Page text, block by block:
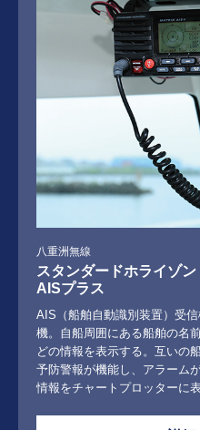
八重洲無線
スタンダードホライゾ
AISプラス
AIS（船舶自動識別装置）受
機。自船周囲にある船舶の名
どの情報を表示する。互いの
予防警報が機能し、アラーム
情報をチャートプロッターに